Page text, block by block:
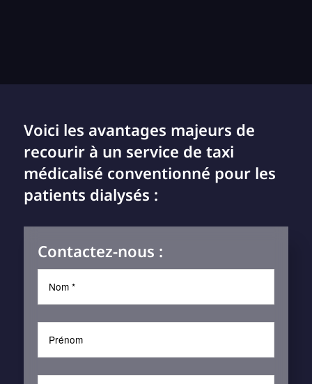
Voici les avantages majeurs de
recourir à un service de taxi
médicalisé conventionné pour les
patients dialysés :
Contactez-nous :